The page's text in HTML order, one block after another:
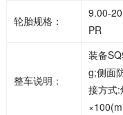
轮胎规格：
9.00-
PR
整车说明：
装备
g;侧面
接方式